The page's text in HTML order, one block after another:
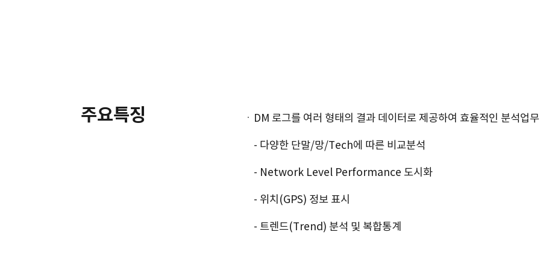
주요특징 ㆍDM 로그를 여러 형태의 결과 데이터로 제공하여 효율적인 분석업
- 다양한 단말/망/Tech에 따른 비교분석
- Network Level Performance 도시화
- 위치(GPS) 정보 표시
- 트렌드(Trend) 분석 및 복합통계